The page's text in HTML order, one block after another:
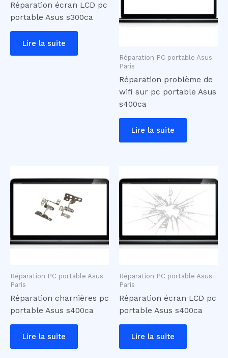
Réparation écran LCD pc
portable Asus s300ca
Lire la suite
Réparation PC portable Asus
Paris
Réparation problème de
wifi sur pc portable Asus
s400ca
Lire la suite
Réparation PC portable Asus
Paris
Réparation charnières pc
portable Asus s400ca
Lire la suite
Réparation PC portable Asus
Paris
Réparation écran LCD pc
portable Asus s400ca
Lire la suite